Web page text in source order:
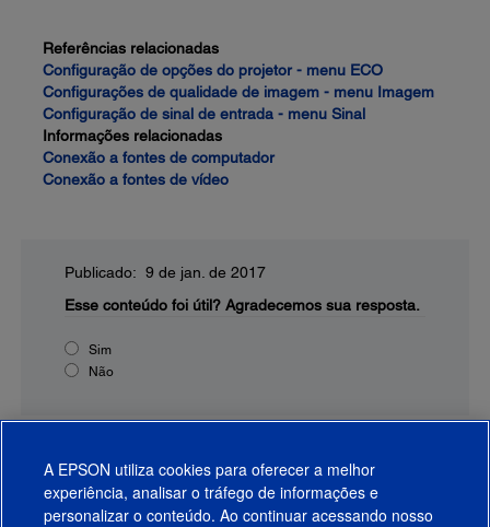
Referências relacionadas
Configuração de opções do projetor - menu ECO
Configurações de qualidade de imagem - menu Imagem
Configuração de sinal de entrada - menu Sinal
Informações relacionadas
Conexão a fontes de computador
Conexão a fontes de vídeo
Publicado: 9 de jan. de 2017
Esse conteúdo foi útil? Agradecemos sua resposta.
Sim
Não
A EPSON utiliza cookies para oferecer a melhor
experiência, analisar o tráfego de informações e
personalizar o conteúdo. Ao continuar acessando nosso